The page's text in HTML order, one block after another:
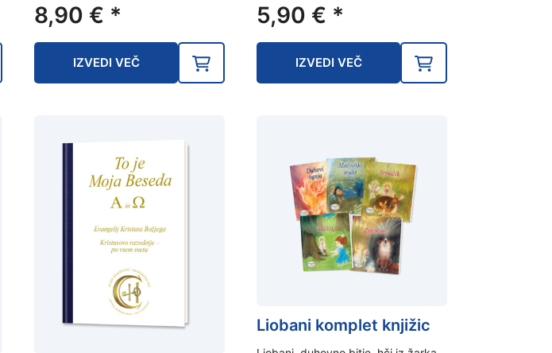
8,90 € *
IZVEDI VEČ
5,90 € *
IZVEDI VEČ
Liobani komplet knjižic